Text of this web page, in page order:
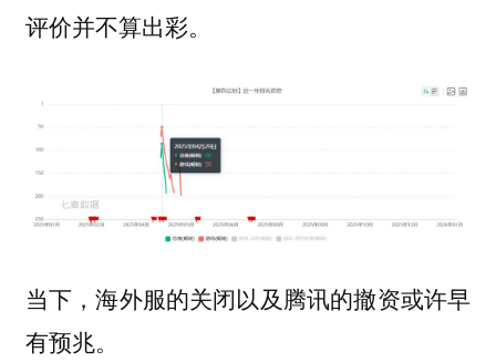
评价并不算出彩。
当下，海外服的关闭以及腾讯的撤资或许早
有预兆。